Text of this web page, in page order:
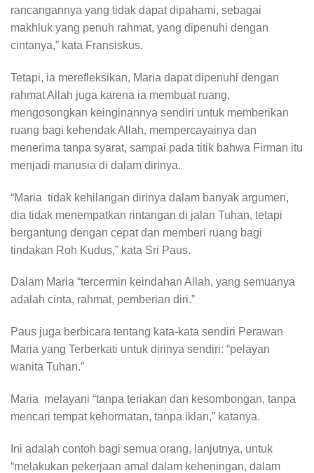
rancangannya yang tidak dapat dipahami, sebagai
makhluk yang penuh rahmat, yang dipenuhi dengan
cintanya,” kata Fransiskus.
Tetapi, ia merefleksikan, Maria dapat dipenuhi dengan
rahmat Allah juga karena ia membuat ruang,
mengosongkan keinginannya sendiri untuk memberikan
ruang bagi kehendak Allah, mempercayainya dan
menerima tanpa syarat, sampai pada titik bahwa Firman itu
menjadi manusia di dalam dirinya.
“Maria tidak kehilangan dirinya dalam banyak argumen,
dia tidak menempatkan rintangan di jalan Tuhan, tetapi
bergantung dengan cepat dan memberi ruang bagi
tindakan Roh Kudus,” kata Sri Paus.
Dalam Maria “tercermin keindahan Allah, yang semuanya
adalah cinta, rahmat, pemberian diri.”
Paus juga berbicara tentang kata-kata sendiri Perawan
Maria yang Terberkati untuk dirinya sendiri: “pelayan
wanita Tuhan.”
Maria melayani “tanpa teriakan dan kesombongan, tanpa
mencari tempat kehormatan, tanpa iklan,” katanya.
Ini adalah contoh bagi semua orang, lanjutnya, untuk
“melakukan pekerjaan amal dalam keheningan, dalam